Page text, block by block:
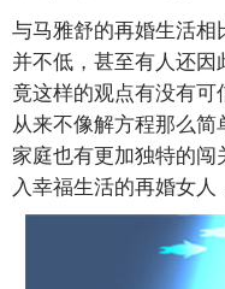
与马雅舒的再婚生活
并不低，甚至有人还
竟这样的观点有没有
从来不像解方程那么
家庭也有更加独特的
入幸福生活的再婚女人